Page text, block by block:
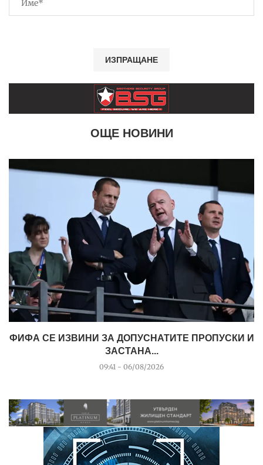
ОЩЕ НОВИНИ
ФИФА СЕ ИЗВИНИ ЗА ДОПУСНАТИТЕ ПРОПУСКИ И
ЗАСТАНА...
09:41 - 06/08/2026